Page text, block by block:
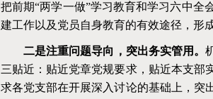
把前期“两学一做”学习教育和学习六中全
建工作以及党员自身教育的有效途径，形
二是注重问题导向，突出务实管用。
三贴近：贴近党章党规要求，贴近本支部
求各党支部在开展深入讨论的基础上，突